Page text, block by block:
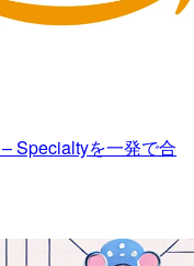
Specialtyを一発で合